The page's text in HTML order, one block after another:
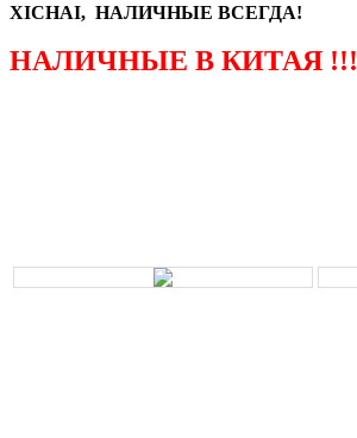
XICHAI, НАЛИЧНЫЕ ВСЕГДА!
НАЛИЧНЫЕ В КИТАЯ !!!